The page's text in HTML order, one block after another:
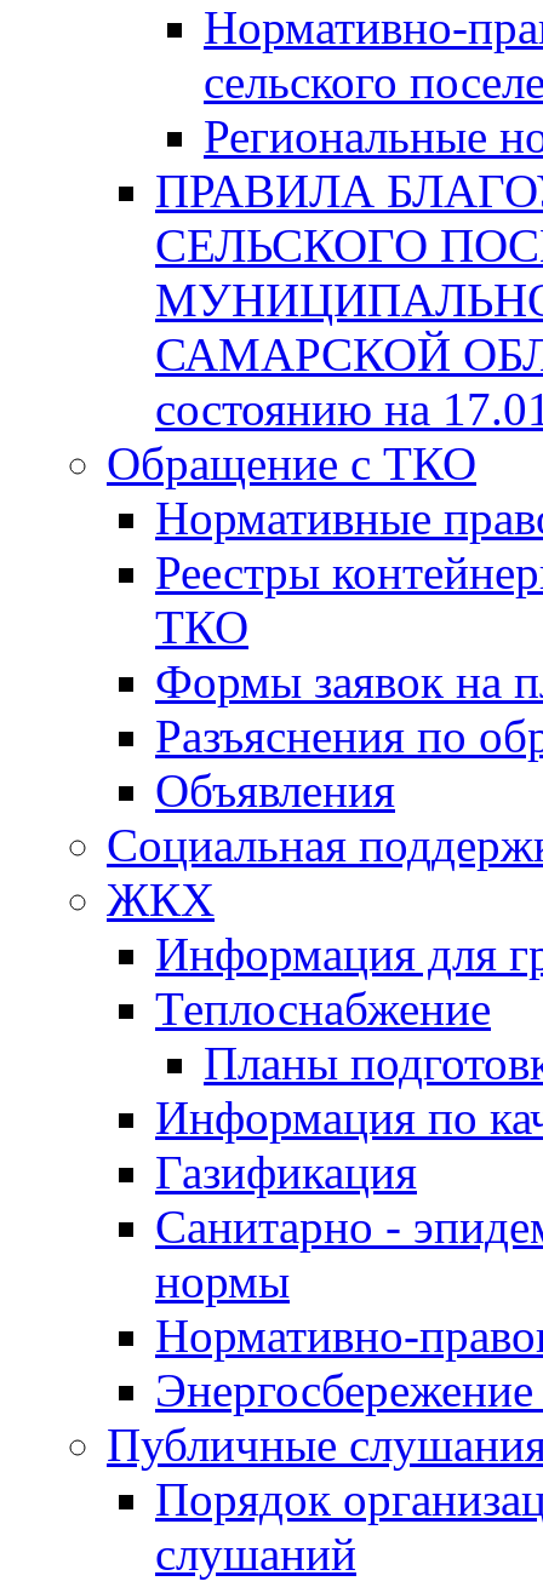
Нормативно-
сельского
Региональные
ПРАВИЛА
СЕЛЬСКОГО
САМАРСКОЙ
состоянию на
Обращение с ТКО
Нормативные
Реестры
ТКО
Формы заявок на
Разъяснения по
Объявления
Социальная
ЖКХ
Информация для
Теплоснабжение
Планы
Информация по
Газификация
Санитарно -
нормы
Нормативно-
Публичные
Порядок
слушаний